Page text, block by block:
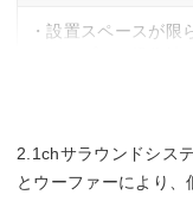
・設置スペースが限
2.1chサラウンドシス
とウーファーにより